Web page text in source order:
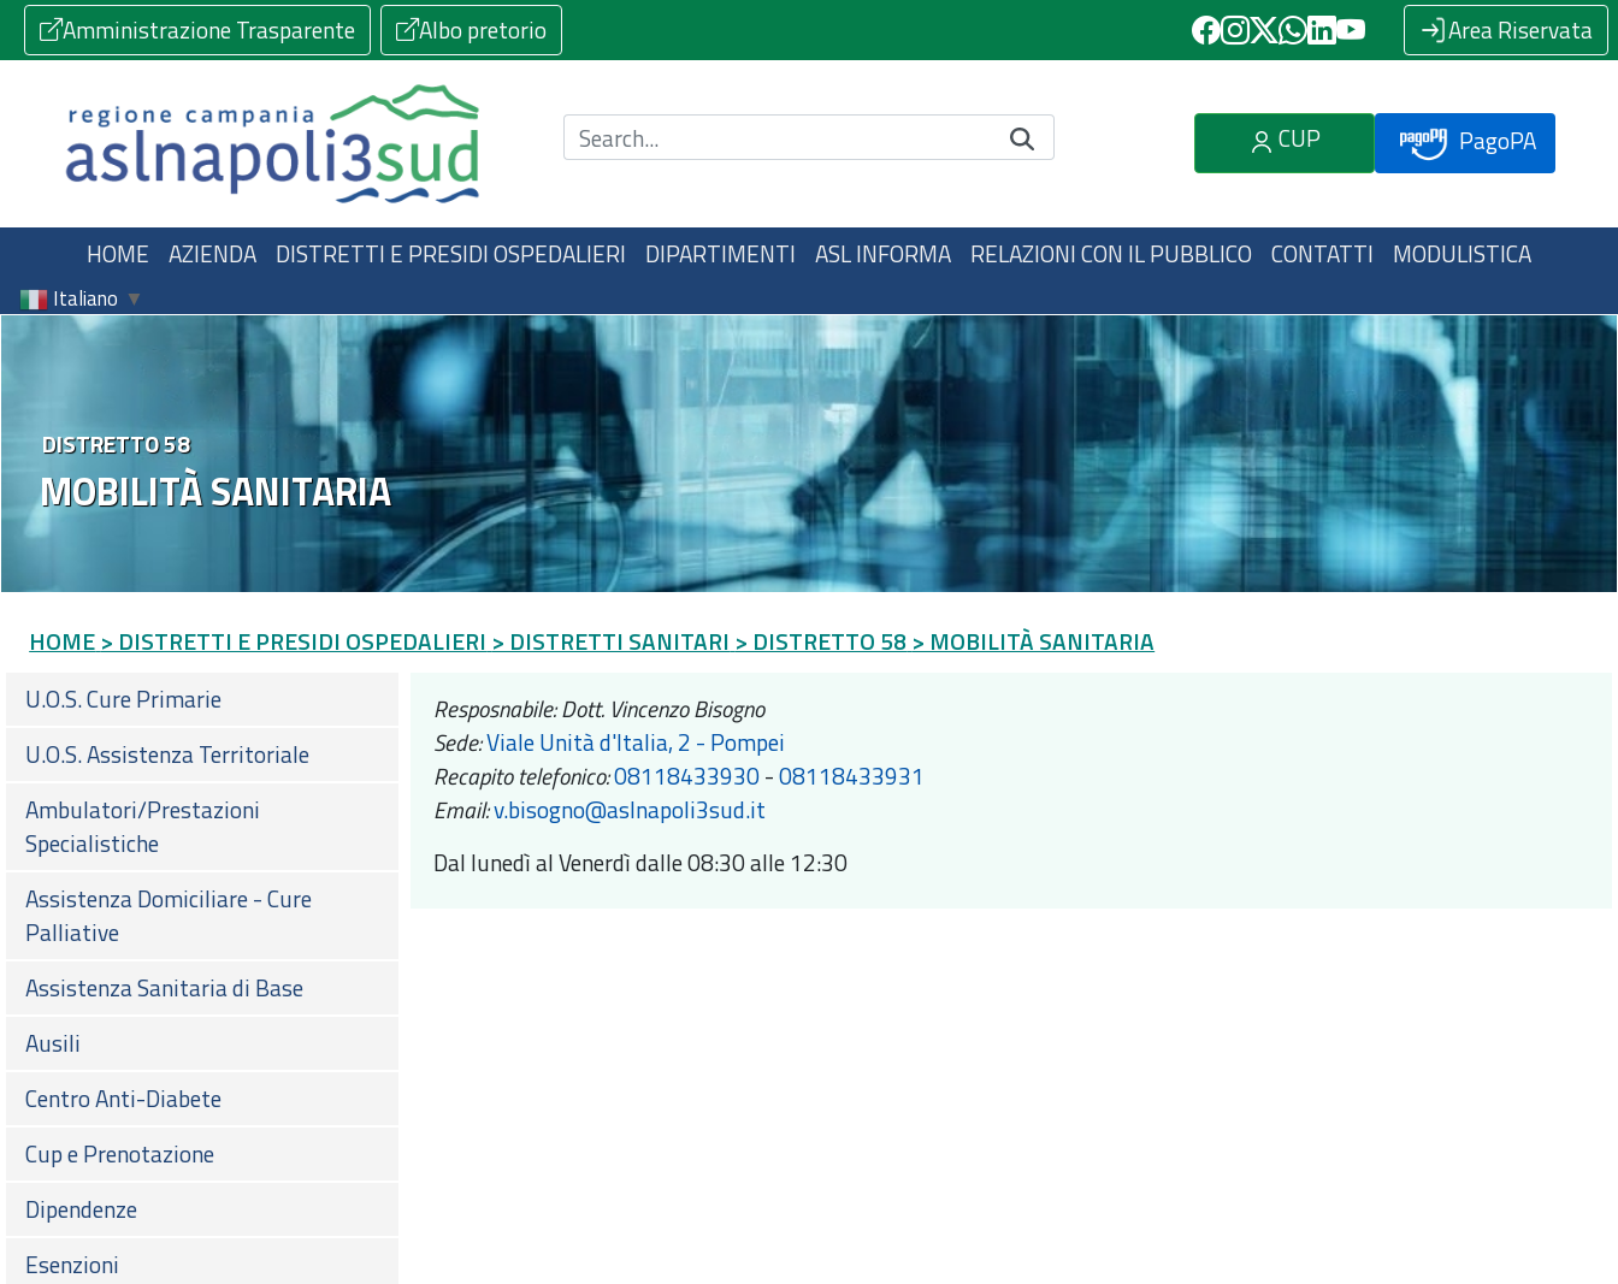
Amministrazione Trasparente Albo pretorio Area Riservata
Cerca nel sito CUP PagoPA
HOME AZIENDA DISTRETTI E PRESIDI OSPEDALIERI DIPARTIMENTI ASL INFORMA RELAZIONI CON IL PUBBLICO CONTATTI MODULISTICA
Italiano ▼
MOBILITÀ SANITARIA
DISTRETTO 58
HOME > DISTRETTI E PRESIDI OSPEDALIERI > DISTRETTI SANITARI > DISTRETTO 58 > MOBILITÀ SANITARIA
U.O.S. Cure Primarie
U.O.S. Assistenza Territoriale
Ambulatori/Prestazioni
Specialistiche
Assistenza Domiciliare - Cure
Palliative
Assistenza Sanitaria di Base
Ausili
Centro Anti-Diabete
Cup e Prenotazione
Dipendenze
Esenzioni
Resposnabile: Dott. Vincenzo Bisogno
Sede:Viale Unità d'Italia, 2 - Pompei
Recapito telefonico:08118433930-08118433931
Email:v.bisogno@aslnapoli3sud.it
Dal lunedì al Venerdì dalle 08:30 alle 12:30